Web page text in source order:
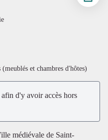
Voir l'image en plein écran
et chambres d'hôtes)
d'y avoir accès hors
médiévale de Saint-